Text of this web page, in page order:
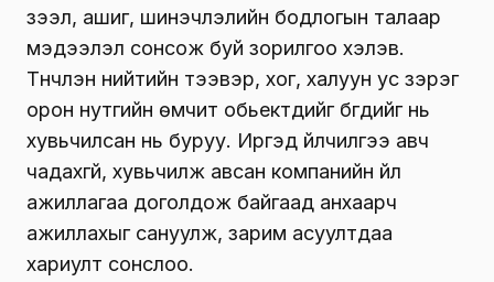
зээл, ашиг, шинэчлэлийн бодлогын талаар
мэдээлэл сонсож буй зорилгоо хэлэв.
Түүнчлэн нийтийн тээвэр, хог, халуун ус зэрэг
орон нутгийн өмчит обьектүүдийг бүгдийг нь
хувьчилсан нь буруу. Иргэд үйлчилгээ авч
чадахгүй, хувьчилж авсан компанийн үйл
ажиллагаа доголдож байгаад анхаарч
ажиллахыг сануулж, зарим асуултдаа
хариулт сонслоо.